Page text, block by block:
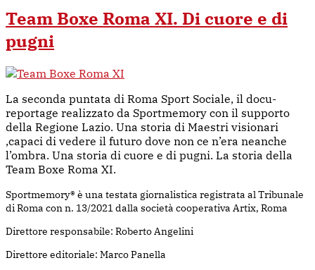
Team Boxe Roma XI. Di cuore e di
pugni
La seconda puntata di Roma Sport Sociale, il docu-
reportage realizzato da Sportmemory con il supporto
della Regione Lazio. Una storia di Maestri visionari
,capaci di vedere il futuro dove non ce n’era neanche
l’ombra. Una storia di cuore e di pugni. La storia della
Team Boxe Roma XI.
Sportmemory® è una testata giornalistica registrata al Tribunale
di Roma con n. 13/2021 dalla società cooperativa Artix, Roma
Direttore responsabile: Roberto Angelini
Direttore editoriale: Marco Panella